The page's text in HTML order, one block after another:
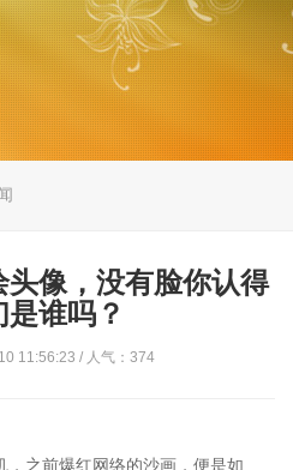
像，没有脸你认得
是谁吗？
11:56:23 / 人气：374
之前爆红网络的沙画，便是如